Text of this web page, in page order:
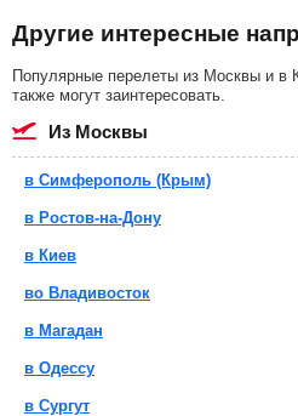
Другие интересные
Популярные перелеты из Москвы и в
также могут заинтересовать.
из Москвы
в Симферополь (Крым)
в Ростов-на-Дону
в Киев
во Владивосток
в Магадан
в Одессу
в Сургут